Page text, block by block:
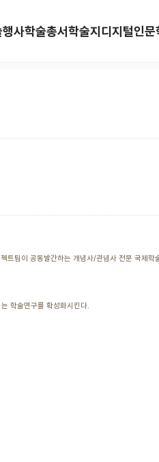
사학술총서학술지디지털인문
트팀이 공동발간하는 개념사/관념사 전문 국
학술연구를 확성화시킨다.